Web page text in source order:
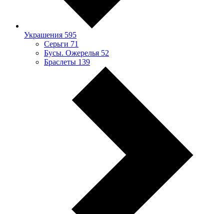
Украшения 595
Серьги 71
Бусы. Ожерелья 52
Браслеты 139